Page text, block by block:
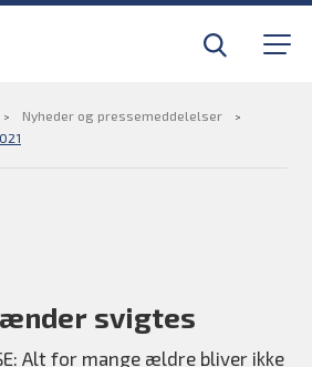
Nyheder og pressemeddelelser
svigtes
Alt for mange ældre bliver ikke